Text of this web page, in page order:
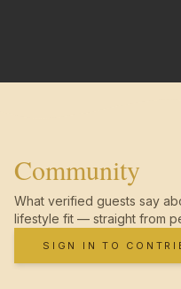
Community
What verified guests say
lifestyle fit — straight from
SIGN IN TO